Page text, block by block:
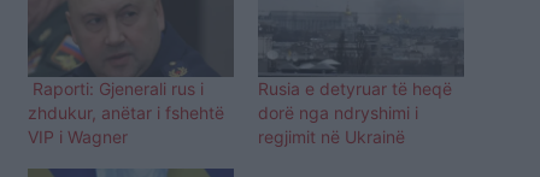
Raporti: Gjenerali rus i
zhdukur, anëtar i fshehtë
VIP i Wagner
Rusia e detyruar të heqë
dorë nga ndryshimi i
regjimit në Ukrainë